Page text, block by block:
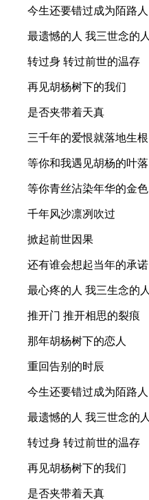
今生还要错过成为陌路人
最遗憾的人 我三世念的人
转过身 转过前世的温存
再见胡杨树下的我们
是否夹带着天真
三千年的爱恨就落地生根
等你和我遇见胡杨的叶落
等你青丝沾染年华的金色
千年风沙凛冽吹过
掀起前世因果
还有谁会想起当年的承诺
最心疼的人 我三生念的人
推开门 推开相思的裂痕
那年胡杨树下的恋人
重回告别的时辰
今生还要错过成为陌路人
最遗憾的人 我三世念的人
转过身 转过前世的温存
再见胡杨树下的我们
是否夹带着天真